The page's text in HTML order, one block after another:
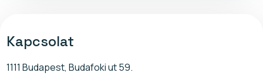
Kapcsolat
1111 Budapest, Budafoki ut 59.